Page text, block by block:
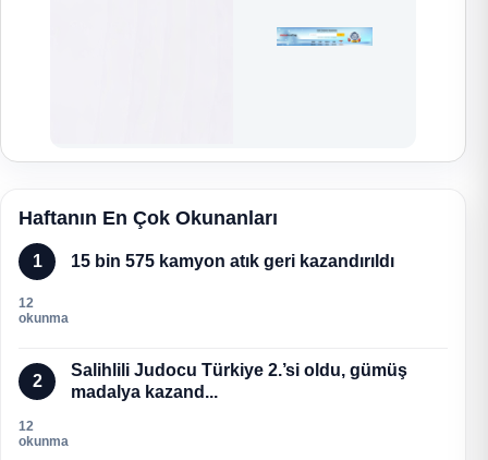
Haftanın En Çok Okunanları
1 15 bin 575 kamyon atık geri kazandırıldı
12
okunma
2
Salihlili Judocu Türkiye 2.’si oldu, gümüş
madalya kazand...
12
okunma